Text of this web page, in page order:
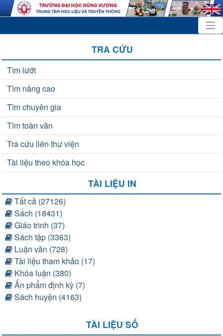
TRA CỨU
Tìm lướt
Tìm nâng cao
Tìm chuyên gia
Tìm toàn văn
Tra cứu liên thư viện
Tài liệu theo khóa học
TÀI LIỆU IN
Tất cả (27126)
Sách (18431)
Giáo trình (37)
Sách tập (3363)
Luận văn (728)
Tài liệu tham khảo (17)
Khóa luận (380)
Ấn phẩm định kỳ (7)
Sách huyện (4163)
TÀI LIỆU SỐ